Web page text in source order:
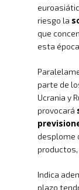
riesgo la
que
esta
parte de
Ucrania y
provocará
desplome
Indica
plazo